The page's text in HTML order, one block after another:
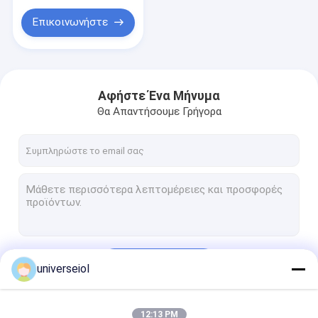
Επικοινωνήστε
Αφήστε Ένα Μήνυμα
Θα Απαντήσουμε Γρήγορα
universeiol
12:13 PM